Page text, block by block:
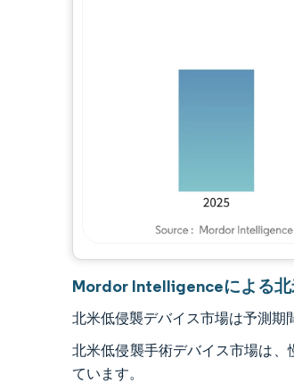
Mordor Intelligenceによる
北米低侵襲デバイス市場は予測期
北米低侵襲手術デバイス市場は
ています。